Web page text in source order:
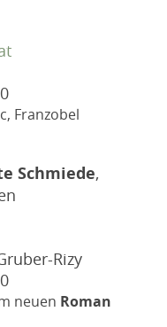
Franzobel
Schmiede,
Rizy
neuen Roman